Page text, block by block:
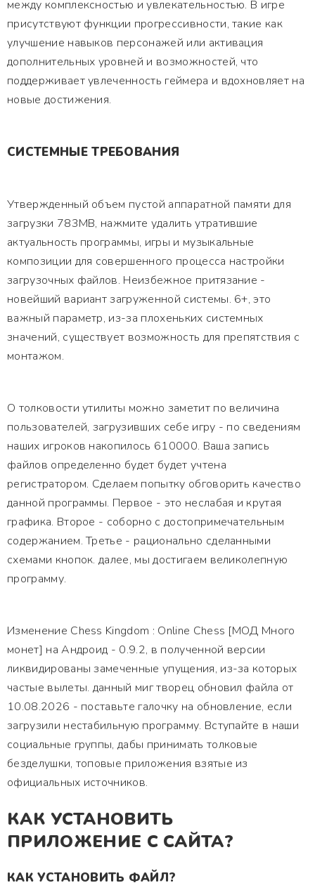
между комплексностью и увлекательностью. В игре
присутствуют функции прогрессивности, такие как
улучшение навыков персонажей или активация
дополнительных уровней и возможностей, что
поддерживает увлеченность геймера и вдохновляет на
новые достижения.
СИСТЕМНЫЕ ТРЕБОВАНИЯ
Утвержденный объем пустой аппаратной памяти для
загрузки 783MB, нажмите удалить утратившие
актуальность программы, игры и музыкальные
композиции для совершенного процесса настройки
загрузочных файлов. Неизбежное притязание -
новейший вариант загруженной системы. 6+, это
важный параметр, из-за плохеньких системных
значений, существует возможность для препятствия с
монтажом.
О толковости утилиты можно заметит по величина
пользователей, загрузивших себе игру - по сведениям
наших игроков накопилось 610000. Ваша запись
файлов определенно будет будет учтена
регистратором. Сделаем попытку обговорить качество
данной программы. Первое - это неслабая и крутая
графика. Второе - соборно с достопримечательным
содержанием. Третье - рационально сделанными
схемами кнопок. далее, мы достигаем великолепную
программу.
Изменение Chess Kingdom : Online Chess [МОД Много
монет] на Андроид - 0.9.2, в полученной версии
ликвидированы замеченные упущения, из-за которых
частые вылеты. данный миг творец обновил файла от
10.08.2026 - поставьте галочку на обновление, если
загрузили нестабильную программу. Вступайте в наши
социальные группы, дабы принимать толковые
безделушки, топовые приложения взятые из
официальных источников.
КАК УСТАНОВИТЬ
ПРИЛОЖЕНИЕ С САЙТА?
КАК УСТАНОВИТЬ ФАЙЛ?